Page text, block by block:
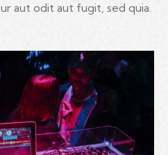
aut odit aut fugit, sed quia.